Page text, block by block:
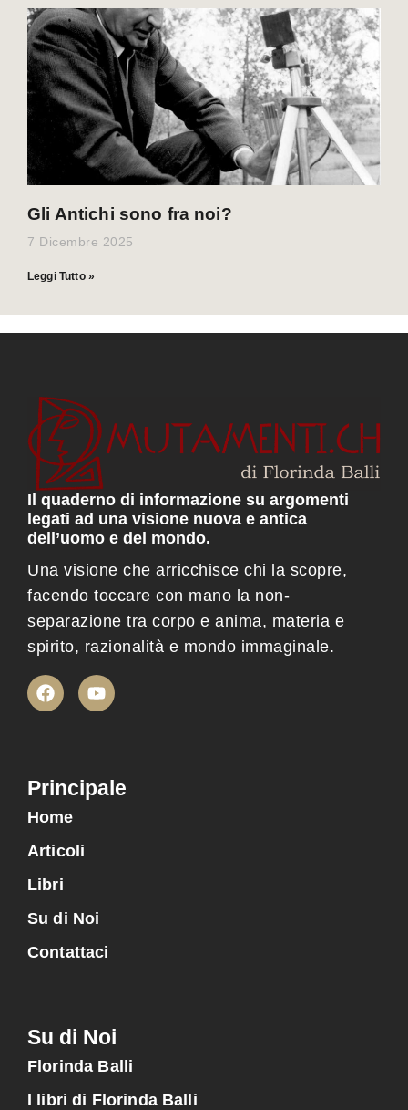
Gli Antichi sono fra noi?
7 Dicembre 2025
Leggi Tutto »
Il quaderno di informazione su argomenti
legati ad una visione nuova e antica
dell’uomo e del mondo.
Una visione che arricchisce chi la scopre,
facendo toccare con mano la non-
separazione tra corpo e anima, materia e
spirito, razionalità e mondo immaginale.
Principale
Home
Articoli
Libri
Su di Noi
Contattaci
Su di Noi
Florinda Balli
I libri di Florinda Balli